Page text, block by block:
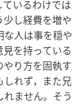
いるわけでは
し経費を増や
人は事を穏や
を持っている
り方を固執す
しれず，また兄
ません。そう